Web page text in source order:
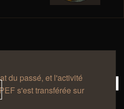
du passé, et l'activité
s'est transférée sur
qui monte, qui monte
35 messages